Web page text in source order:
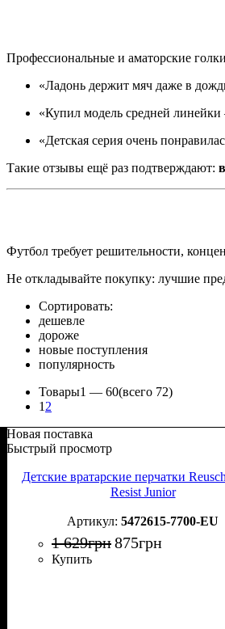
Профессиональные и аматорские
«Ладонь держит мяч даже в
«Купил модель средней
«Детская серия очень
Такие отзывы ещё раз подтверждают:
Футбол требует решительности,
Не откладывайте покупку: лучшие
Сортировать:
дешевле
дороже
новые поступления
популярность
Товары1 — 60(всего 72)
1 2
Новая поставка
Быстрый просмотр
Детские вратарские перчатки
Resist Junior
5472615-7700-EU
1 629грн875грн
Купить